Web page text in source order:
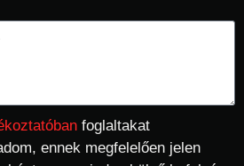
foglaltakat
ennek megfelelően jelen